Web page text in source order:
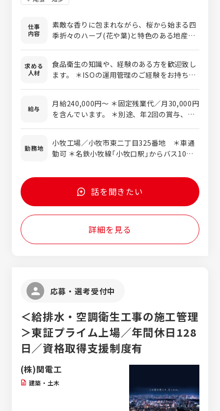
仕事
内容
素敵な香りに包まれながら、桜から始まる四
季折々のハーブ(花や葉)と特色のある地産果
検査等） 、製造現場の衛生管理、品質管理に
関わる業務を行って頂きます。 また、製品企
画書の作成、管理 ・製品開発に携わっていた
だくこともございます
求める
人材
食品衛生の知識や、経験のある方を歓迎致し
ます。 ＊ISOの運用管理のご経験をお持ちの
イヤー監査 ・外部監査対応 ・微生物知識 ・
防虫防鼠知識 ・農産原料の取り扱い ・中国
語、英語などの語学力 人物像 ・根拠に基づ
いた判断力 ・会社風土に合わせた柔軟性 ・
多角的な観点
給与
月給240,000円～ ＊固定残業代／月30,000円
を含んでいます。 ＊別途、年2回の賞与、家
す。
勤務地
小牧工場／小牧市東二丁目325番地 ＊車通
勤可 ＊名鉄小牧線「小牧口駅」からバス10
徒歩20分 ＊JR中央線「春日井駅」からバス25
分、下車徒歩3分話を聞きたい
詳細を見る
応募・選考受付中
＜給排水・空調衛生工事の施工管理
＞東証プライム上場／年間休日128
日／資格取得支援制度有
(株)関電工
建築・土木